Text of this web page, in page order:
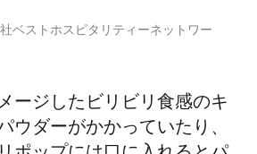
ベストホスピタリティーネットワー
ージしたビリビリ食感のキ
ウダーがかかっていたり、